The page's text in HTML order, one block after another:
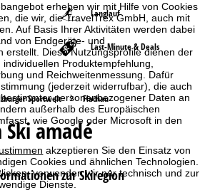
erheben wir mit Hilfe von Cookies
die wir, die TravelTrex GmbH, auch mit
Auf Basis Ihrer Aktivitäten werden dabei
von Endgeräte- und
erstellt. Diese Nutzungsprofile dienen der
individuellen Produktempfehlung,
und Reichweitenmessung. Dafür
(jederzeit widerrufbar), die auch
personenbezogener Daten an
außerhalb des Europäischen
wie Google oder Microsoft in den
akzeptieren Sie den Einsatz von
Cookies und ähnlichen Technologien.
verwenden wir nur technisch und zur
Dienste.
Langlauf
Last-Minute & Deals
Sportwelt Flachau
amadé
zur Skiregion